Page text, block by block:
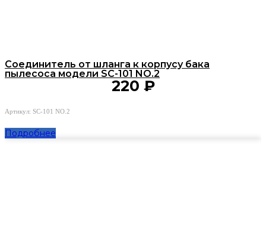
Соединитель от шланга к корпусу бака
пылесоса модели SC-101 NO.2
220 ₽
Артикул: SC-101 NO.2
Подробнее